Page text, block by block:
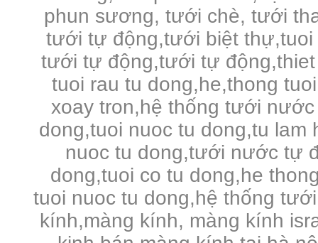
phun sương, tưới chè, tưới
tưới tự động,tưới biệt thự,tuoi
tưới tự động,tưới tự
tuoi rau tu dong,he,thong
xoay tron,hệ thống tưới
dong,tuoi nuoc tu dong,tu lam
nuoc tu dong,tưới nước tự
dong,tuoi co tu dong,he
tuoi nuoc tu dong,hệ thống
kính,màng kính, màng kính